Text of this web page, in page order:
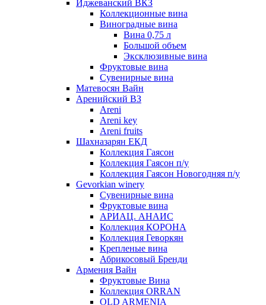
Иджеванский ВКЗ
Коллекционные вина
Виноградные вина
Вина 0,75 л
Большой объем
Эксклюзивные вина
Фруктовые вина
Cувенирные вина
Матевосян Вайн
Аренийский ВЗ
Areni
Areni key
Areni fruits
Шахназарян ЕКД
Коллекция Гаясон
Коллекция Гаясон п/у
Коллекция Гаясон Новогодняя п/у
Gevorkian winery
Сувенирные вина
Фруктовые вина
АРИАЦ. АНАИС
Коллекция КОРОНА
Коллекция Геворкян
Крепленые вина
Абрикосовый Бренди
Армения Вайн
Фруктовые Вина
Коллекция ORRAN
OLD ARMENIA